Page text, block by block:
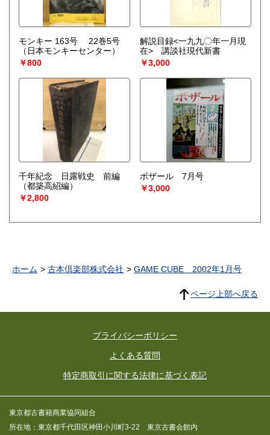
モンキー 163号 22巻5号
（日本モンキーセンター）
￥800
解説目録<一九九〇年一月現
在> 講談社現代新書
￥3,000
千年紀念 日露戦史 前編
（都築高紹編）
￥2,800
ボザール 7月号
￥3,000
ホーム 古本倶楽部株式会社 GAME CUBE 2002年1月号
ページ上部へ戻る
プライバシーポリシー
よくある質問
特定商取引に関する法律に基づく表記
東京都古書籍商業協同組合
所在地：東京都千代田区神田小川町3-22 東京古書会館内